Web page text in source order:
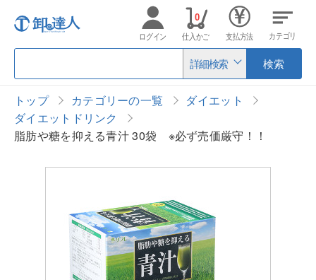
詳細検索 検索
ログイン 仕入かご
0
支払方法 カテゴリ
トップ カテゴリーの一覧
ダイエット
ダイエットドリンク
脂肪や糖を抑える青汁 30袋 ※必ず売価厳守！！